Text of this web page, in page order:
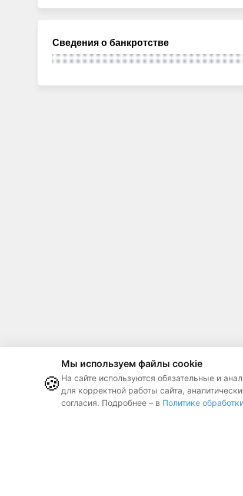
Сведения о банкротстве
🍪
Мы используем файлы cookie
На сайте используются обязательные и
для корректной работы сайта,
согласия. Подробнее – в Политике